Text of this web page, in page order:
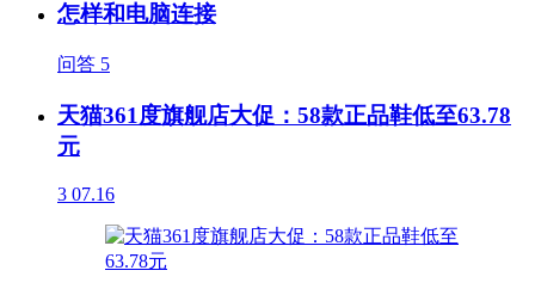
怎样和电脑连接
问答 5
天猫361度旗舰店大促：58款正品鞋低至63.78
元
3 07.16